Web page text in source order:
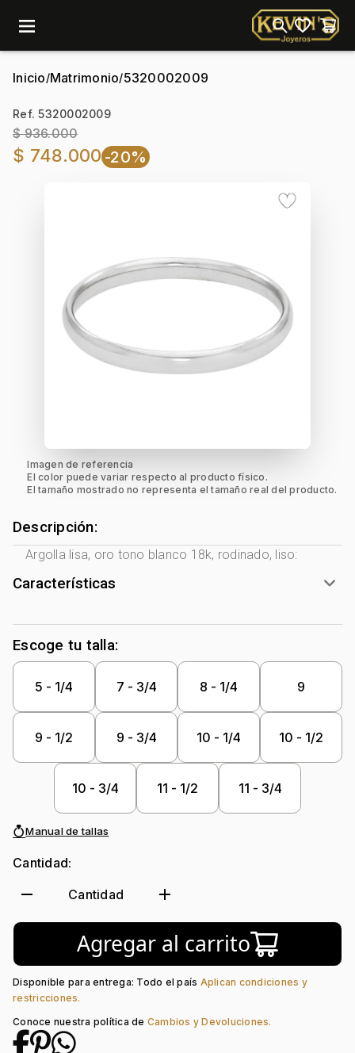
menu
Inicio/Matrimonio/5320002009
Ref. 5320002009
$ 936.000
$ 748.000-20%
Imagen de referencia
El color puede variar respecto al producto físico.
El tamaño mostrado no representa el tamaño real del producto.
Descripción:
Argolla lisa, oro tono blanco 18k, rodinado, liso:
Características
Tono Metal: Blanco
Metal: Oro 18 Kilates
Forma:
Escoge tu talla:
5 - 1/4 7 - 3/4 8 - 1/4 9
9 - 1/2 9 - 3/4 10 - 1/4 10 - 1/2
10 - 3/4 11 - 1/2 11 - 3/4
Manual de tallas
Cantidad:
remove Cantidad add
Agregar al carrito
Disponible para entrega: Todo el país Aplican condiciones y
restricciones.
Conoce nuestra política de Cambios y Devoluciones.